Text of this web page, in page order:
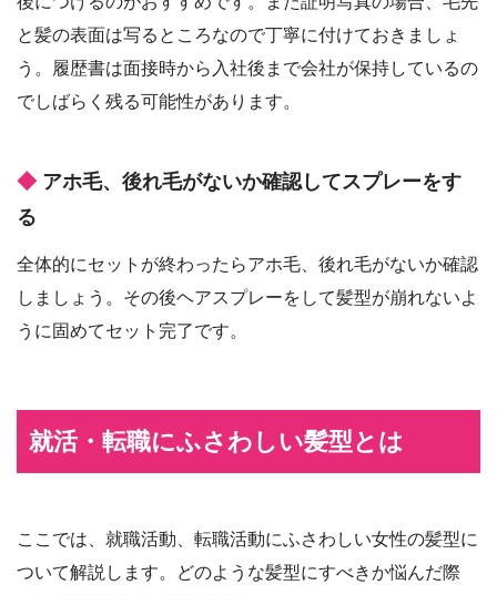
と髪の表面は写るところなので丁寧に付けておきましょ
う。履歴書は面接時から入社後まで会社が保持しているの
でしばらく残る可能性があります。
アホ毛、後れ毛がないか確認してスプレーをす
る
全体的にセットが終わったらアホ毛、後れ毛がないか確認
しましょう。その後ヘアスプレーをして髪型が崩れないよ
うに固めてセット完了です。
就活・転職にふさわしい髪型とは
ここでは、就職活動、転職活動にふさわしい女性の髪型に
ついて解説します。どのような髪型にすべきか悩んだ際